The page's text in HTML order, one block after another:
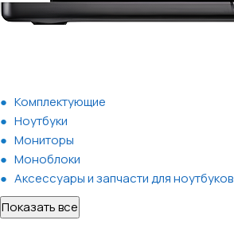
Комплектующие
Ноутбуки
Мониторы
Моноблоки
Аксессуары и запчасти для ноутбуков
Показать все